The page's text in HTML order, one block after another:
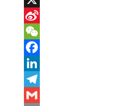
X
Sina
Weibo
WeChat
Facebook
LinkedIn
Telegram